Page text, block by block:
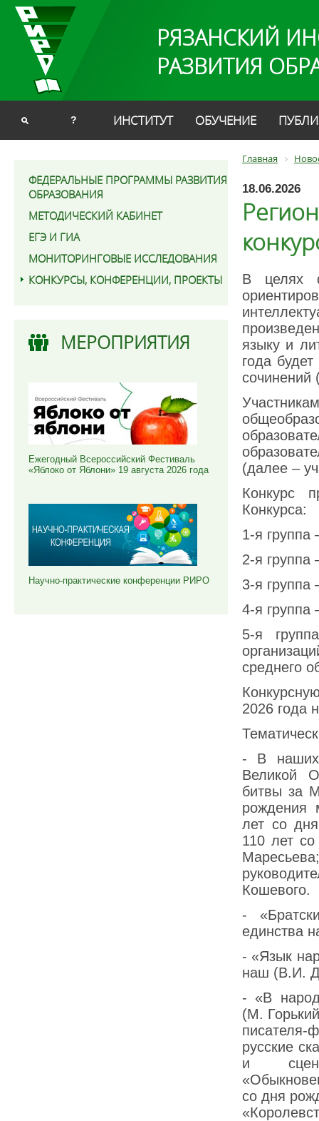
РЯЗАНСКИЙ
РАЗВИТИЯ
? ИНСТИТУТ ОБУЧЕНИЕ
ФЕДЕРАЛЬНЫЕ ПРОГРАММЫ РАЗВИТИЯ
ОБРАЗОВАНИЯ
МЕТОДИЧЕСКИЙ КАБИНЕТ
ЕГЭ И ГИА
МОНИТОРИНГОВЫЕ ИССЛЕДОВАНИЯ
КОНКУРСЫ, КОНФЕРЕНЦИИ, ПРОЕКТЫ
МЕРОПРИЯТИЯ
Ежегодный Всероссийский Фестиваль
«Яблоко от Яблони» 19 августа 2026 года
Научно-практические конференции РИРО
Главная
18.06.2026
В целях
языку и
года
сочинений
(далее –
Конкурс
Конкурса:
1-я группа
2-я группа
3-я группа
4-я группа
5-я
среднего
2026 года
- В наших
Великой
битвы за
рождения
лет со
110 лет
Кошевого.
-
единства
- «Язык
наш (В.И.
- «В
(М.
русские
и
со дня